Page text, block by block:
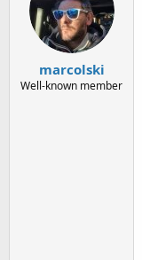
marcolski
Well-known member